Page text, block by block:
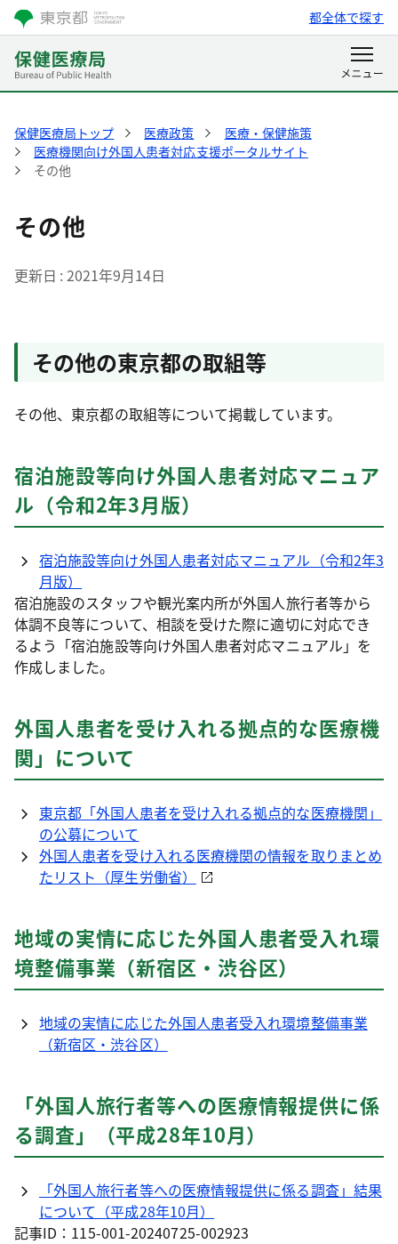
都全体で探す
保健医療局トップ 医療政策
医療・保健施策
医療機関向け外国人患者対応支援ポータルサイト
その他
その他
更新日 2021年9月14日
その他の東京都の取組等
その他、東京都の取組等について掲載しています。
宿泊施設等向け外国人患者対応マニュア
ル（令和2年3月版）
宿泊施設等向け外国人患者対応マニュアル（令和2年3
月版）
宿泊施設のスタッフや観光案内所が外国人旅行者等から
体調不良等について、相談を受けた際に適切に対応でき
るよう「宿泊施設等向け外国人患者対応マニュアル」を
作成しました。
外国人患者を受け入れる拠点的な医療機
関」について
東京都「外国人患者を受け入れる拠点的な医療機関」
の公募について
外国人患者を受け入れる医療機関の情報を取りまとめ
たリスト（厚生労働省）
地域の実情に応じた外国人患者受入れ環
境整備事業（新宿区・渋谷区）
地域の実情に応じた外国人患者受入れ環境整備事業
（新宿区・渋谷区）
「外国人旅行者等への医療情報提供に係
る調査」（平成28年10月）
「外国人旅行者等への医療情報提供に係る調査」結果
について（平成28年10月）
記事ID：115-001-20240725-002923